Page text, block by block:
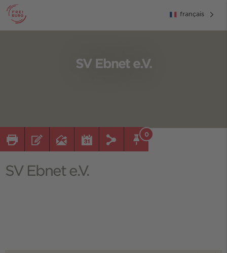
français
SV Ebnet e.V.
0
SV Ebnet e.V.